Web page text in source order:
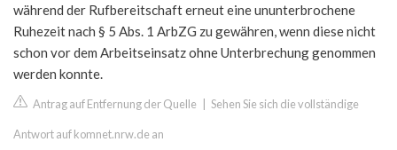
während der Rufbereitschaft erneut eine ununterbrochene
Ruhezeit nach § 5 Abs. 1 ArbZG zu gewähren, wenn diese nicht
schon vor dem Arbeitseinsatz ohne Unterbrechung genommen
werden konnte.
Antrag auf Entfernung der Quelle Sehen Sie sich die vollständige
Antwort auf komnet.nrw.de an